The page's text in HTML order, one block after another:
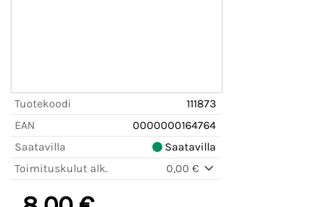
Tuotekoodi
111873
EAN
0000000164764
Saatavilla
Saatavilla
Toimituskulut alk.
0,00 €